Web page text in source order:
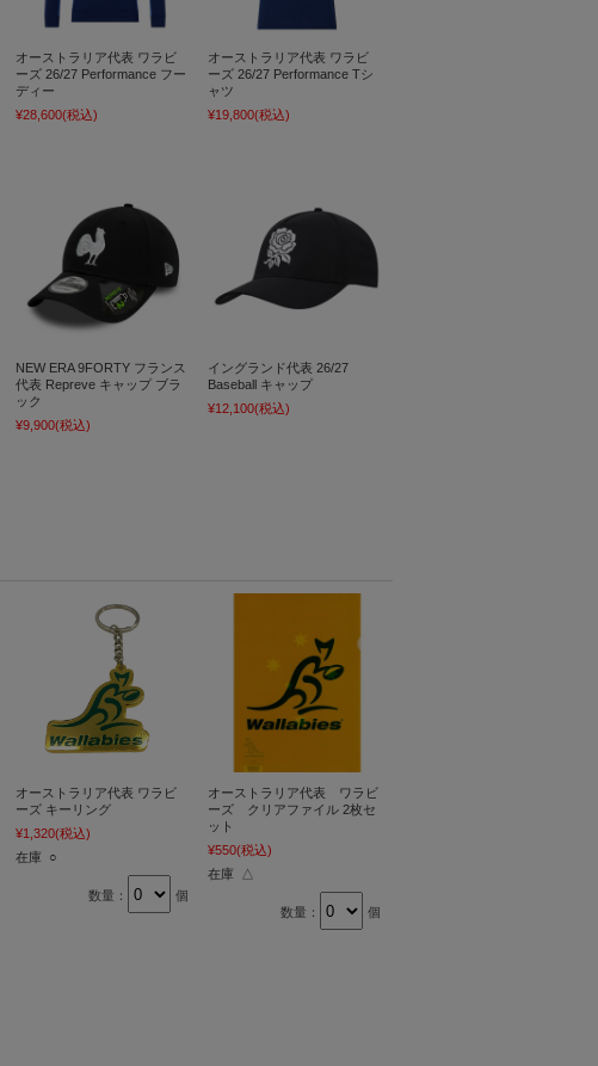
オーストラリア代表 ワラビ
ーズ 26/27 Performance フー
ディー
¥28,600(税込)
オーストラリア代表 ワラビ
ーズ 26/27 Performance Tシ
ャツ
¥19,800(税込)
NEW ERA 9FORTY フランス
代表 Repreve キャップ ブラ
ック
¥9,900(税込)
イングランド代表 26/27
Baseball キャップ
¥12,100(税込)
オーストラリア代表 ワラビ
ーズ キーリング
¥1,320(税込)
在庫 ○
数量： 個
オーストラリア代表 ワラビ
ーズ クリアファイル 2枚セ
ット
¥550(税込)
在庫 △
数量： 個